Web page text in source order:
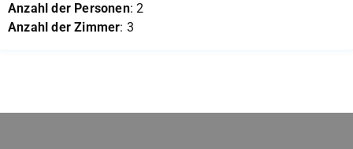
Anzahl der Personen: 2
Anzahl der Zimmer: 3